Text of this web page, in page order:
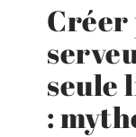
Créer
seule
: